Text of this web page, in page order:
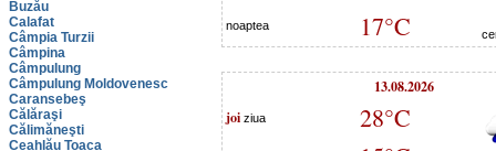
Buzău
Calafat
Câmpia Turzii
Câmpina
Câmpulung
Câmpulung Moldovenesc
Caransebeş
Călăraşi
Călimăneşti
Ceahlău Toaca
noaptea 17°C
13.08.2026
joi ziua 28°C